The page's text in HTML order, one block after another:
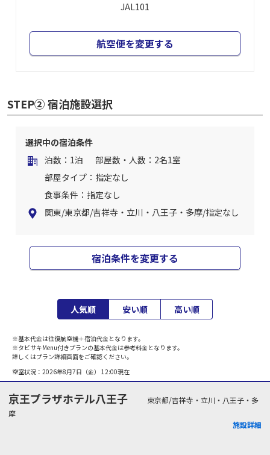
JAL101
航空便を変更する
STEP② 宿泊施設選択
選択中の宿泊条件
泊数：1泊
部屋数・人数：2名1室
部屋タイプ：指定なし
食事条件：指定なし
関東/東京都/吉祥寺・立川・八王子・多摩/指定なし
宿泊条件を変更する
人気順 安い順 高い順
※基本代金は往復航空機＋宿泊代金となります。
※タビサキMenu付きプランの基本代金は参考料金となります。
詳しくはプラン詳細画面をご確認ください。
空室状況： 2026年8月7日（金） 12:00現在
京王プラザホテル八王子
東京都/吉祥寺・立川・八王子・多
摩
施設詳細